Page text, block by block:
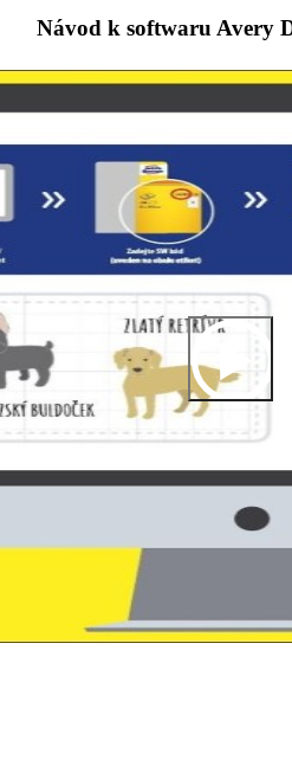
Návod k softwaru Avery